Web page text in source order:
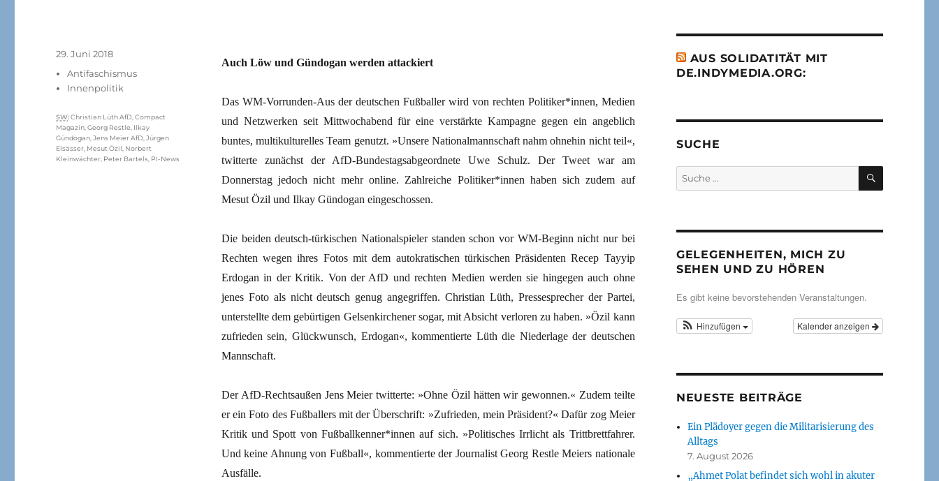
Auch Löw und Gündogan werden attackiert
Das WM-Vorrunden-Aus der deutschen Fußballer wird von rechten Politiker*innen, Medien
und Netzwerken seit Mittwochabend für eine verstärkte Kampagne gegen ein angeblich
buntes, multikulturelles Team genutzt. »Unsere Nationalmannschaft nahm ohnehin nicht teil«,
twitterte zunächst der AfD-Bundestagsabgeordnete Uwe Schulz. Der Tweet war am
Donnerstag jedoch nicht mehr online. Zahlreiche Politiker*innen haben sich zudem auf
Mesut Özil und Ilkay Gündogan eingeschossen.
Die beiden deutsch-türkischen Nationalspieler standen schon vor WM-Beginn nicht nur bei
Rechten wegen ihres Fotos mit dem autokratischen türkischen Präsidenten Recep Tayyip
Erdogan in der Kritik. Von der AfD und rechten Medien werden sie hingegen auch ohne
jenes Foto als nicht deutsch genug angegriffen. Christian Lüth, Pressesprecher der Partei,
unterstellte dem gebürtigen Gelsenkirchener sogar, mit Absicht verloren zu haben. »Özil kann
zufrieden sein, Glückwunsch, Erdogan«, kommentierte Lüth die Niederlage der deutschen
Mannschaft.
Der AfD-Rechtsaußen Jens Meier twitterte: »Ohne Özil hätten wir gewonnen.« Zudem teilte
er ein Foto des Fußballers mit der Überschrift: »Zufrieden, mein Präsident?« Dafür zog Meier
Kritik und Spott von Fußballkenner*innen auf sich. »Politisches Irrlicht als Trittbrettfahrer.
Und keine Ahnung von Fußball«, kommentierte der Journalist Georg Restle Meiers nationale
Ausfälle.
Veröffentlicht
29. Juni 2018
Kategorien
Antifaschismus
Innenpolitik
Schlagwörter
SW:Christian Lüth AfD ,Compact
Magazin ,Georg Restle Ilkay
Gündogan ,Jens Meier AfD ,Jürgen
Elsässer Mesut Özil Norbert
Kleinwächter Peter Bartels PI-News
AUS SOLIDATITÄT MIT
DE.INDYMEDIA.ORG:
SUCHE
Suche
nach:
SUCHEN
GELEGENHEITEN, MICH ZU
SEHEN UND ZU HÖREN
Es gibt keine bevorstehenden Veranstaltungen.
Kalender anzeigen
Hinzufügen
NEUESTE BEITRÄGE
Ein Plädoyer gegen die Militarisierung des
Alltags
7. August 2026
„Ahmet Polat befindet sich wohl in akuter